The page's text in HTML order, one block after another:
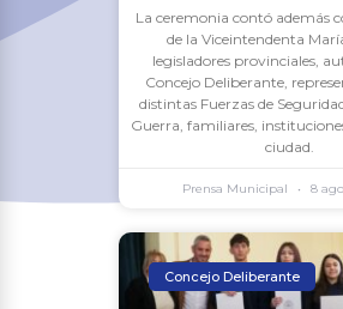
La ceremonia contó además
de la Viceintendenta
legisladores provinciales,
Concejo Deliberante,
distintas Fuerzas de
Guerra, familiares,
ciudad.
Prensa Municipal 8
Concejo Deliberante